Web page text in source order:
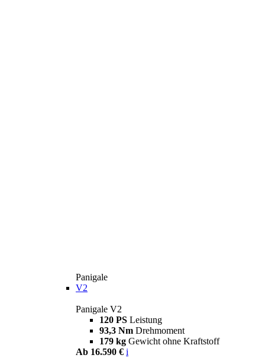
Panigale
V2
Panigale V2
120 PS Leistung
93,3 Nm Drehmoment
179 kg Gewicht ohne Kraftstoff
Ab 16.590 € i